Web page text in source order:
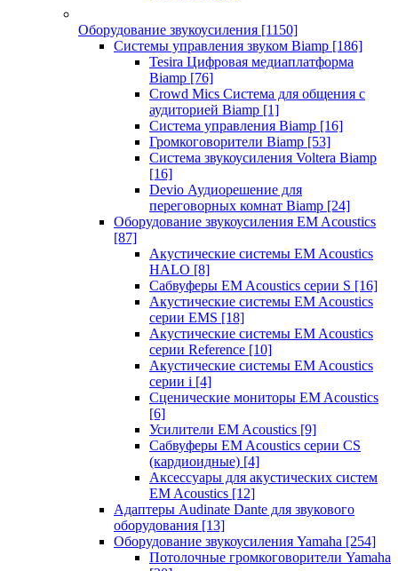
Оборудование звукоусиления [1150]
Системы управления звуком Biamp [186]
Tesira Цифровая медиаплатформа
Biamp [76]
Crowd Mics Система для общения с
аудиторией Biamp [1]
Система управления Biamp [16]
Громкоговорители Biamp [53]
Система звукоусиления Voltera Biamp
[16]
Devio Аудиорешение для
переговорных комнат Biamp [24]
Оборудование звукоусиления EM Acoustics
[87]
Акустические системы EM Acoustics
HALO [8]
Сабвуферы EM Acoustics серии S [16]
Акустические системы EM Acoustics
серии EMS [18]
Акустические системы EM Acoustics
серии Reference [10]
Акустические системы EM Acoustics
серии i [4]
Сценические мониторы EM Acoustics
[6]
Усилители EM Acoustics [9]
Сабвуферы EM Acoustics серии CS
(кардиоидные) [4]
Аксессуары для акустических систем
EM Acoustics [12]
Адаптеры Audinate Dante для звукового
оборудования [13]
Оборудование звукоусиления Yamaha [254]
Потолочные громкоговорители Yamaha